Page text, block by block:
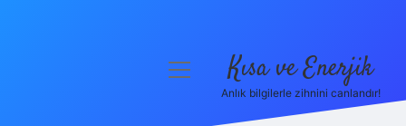
menüyü
Kısa ve Enerjik
Anlık bilgilerle zihnini canlandır!